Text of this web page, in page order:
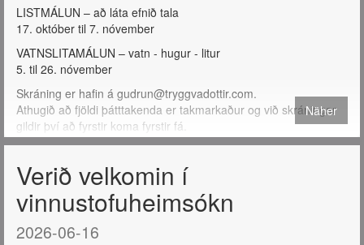
LISTMÁLUN – að láta efnið tala
17. október til 7. nóvember
VATNSLITAMÁLUN – vatn - hugur - litur
5. til 26. nóvember
Skráning er hafin á gudrun@tryggvadottir.com.
Athugið að fjöldi þátttakenda er takmarkaður og við skráningar
gildir því að fyrstir koma fyrstir fá.
Näher
Verið velkomin í
vinnustofuheimsókn
2026-06-16